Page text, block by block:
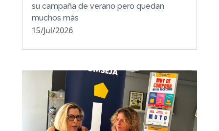
su campaña de verano pero quedan
muchos más
15/Jul/2026